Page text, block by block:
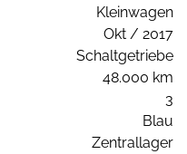
Kleinwagen
Okt / 2017
Schaltgetriebe
48.000 km
3
Blau
Zentrallager